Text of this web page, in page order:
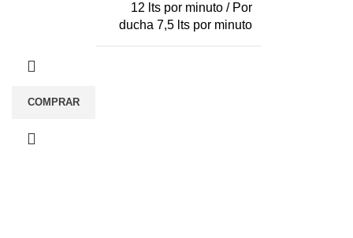
12 lts por minuto / Por
ducha 7,5 lts por minuto
COMPRAR